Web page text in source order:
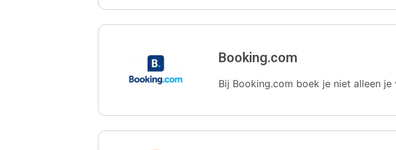
Booking.com
Bij Booking.com boek je niet alleen